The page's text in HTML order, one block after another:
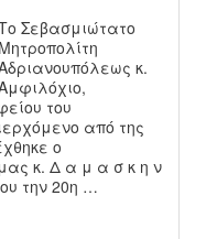
Σεβασμιώτατο
Μητροπολίτη
κ.
του
από της
ο
κ. Δ α μ α σ κ η ν
την 20η …